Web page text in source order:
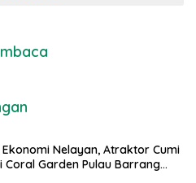
Nelayan, Atraktor Cumi
Coral Garden Pulau Barrang